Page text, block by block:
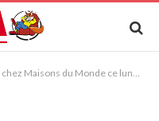
ce lundi : profitez de -50 % et plus sur notre sélection exclusive (Top 5